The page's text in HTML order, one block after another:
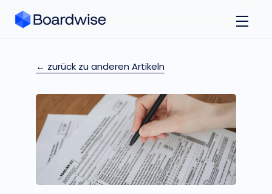
← zurück zu anderen Artikeln